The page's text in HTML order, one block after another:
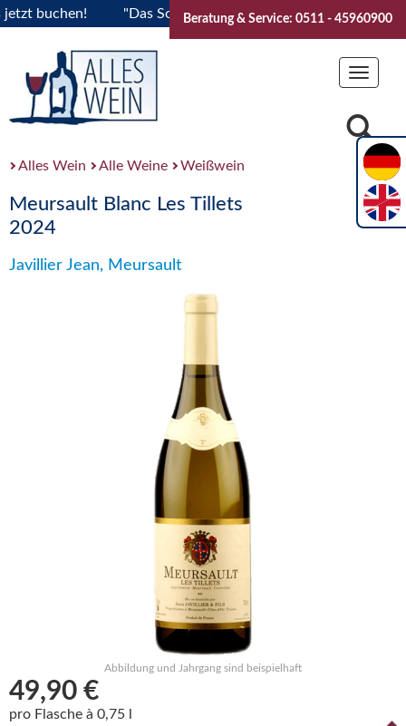
buchen! "Das Sommerfest 2026" Vive la
Beratung & Service: 0511 - 45960900
Toggle
Alles Wein Alle Weine Weißwein
Meursault Blanc Les Tillets
2024
Javillier Jean, Meursault
Abbildung und Jahrgang sind beispielhaft
49,90 €
pro Flasche à 0,75 l